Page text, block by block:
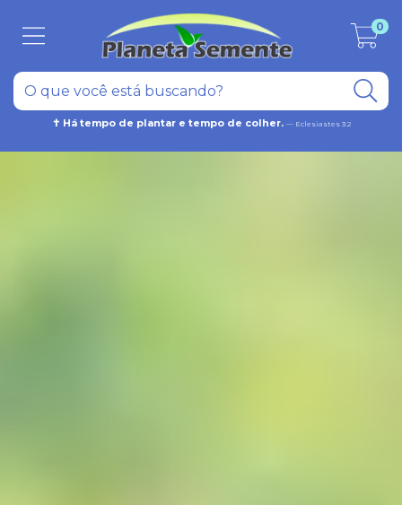
✝ Há tempo de plantar e tempo de colher. — Eclesiastes 3:2
0